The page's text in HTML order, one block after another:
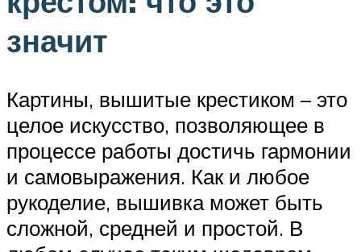
значит
Картины, вышитые крестиком – это
целое искусство, позволяющее в
процессе работы достичь гармонии
и самовыражения. Как и любое
рукоделие, вышивка может быть
сложной, средней и простой. В